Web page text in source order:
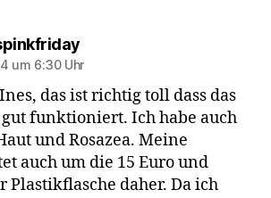
sagt:
um 6:30 Uhr
das ist richtig toll dass das
gut funktioniert. Ich habe auch
und Rosazea. Meine
auch um die 15 Euro und
daher. Da ich